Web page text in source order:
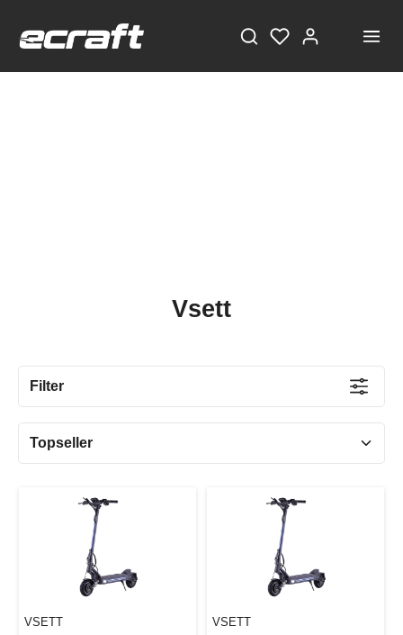
Vsett
Filter
VSETT VSETT